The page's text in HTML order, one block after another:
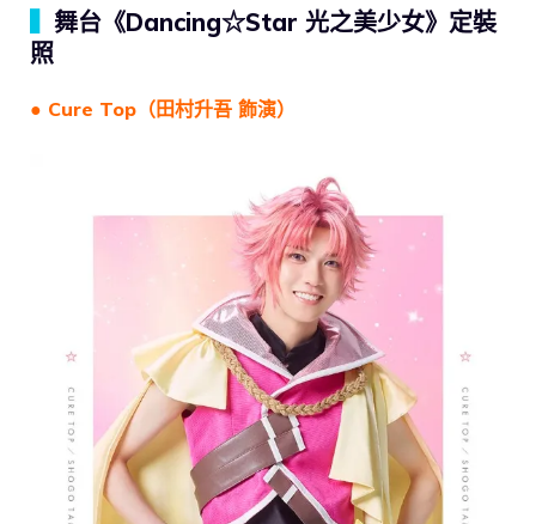
舞台《Dancing☆Star 光之美少女》定裝
照
● Cure Top（田村升吾 飾演）